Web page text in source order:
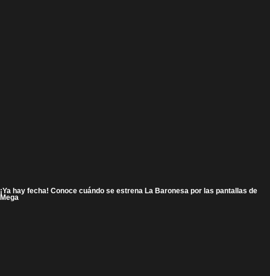
¡Ya hay fecha! Conoce cuándo se estrena La Baronesa por las pantallas de
Mega